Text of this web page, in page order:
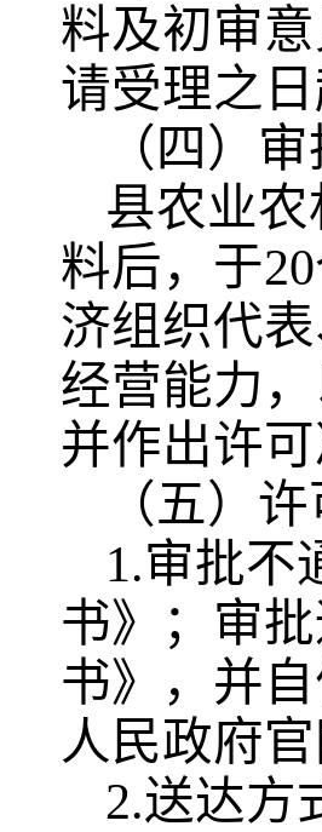
料及初审
请受理之
（四）
县农业
料后，于
济组织代
经营能力
并作出许可
（五）
1.审批不
书》；审
书》，并
人民政府
2.送达方